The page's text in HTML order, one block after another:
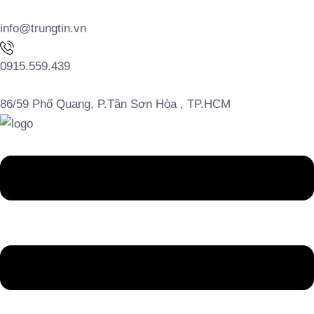
info@trungtin.vn
0915.559.439
86/59 Phổ Quang, P.Tân Sơn Hòa , TP.HCM